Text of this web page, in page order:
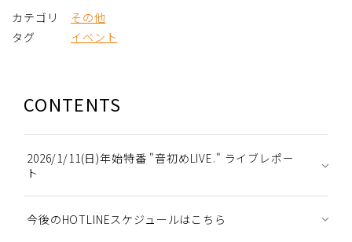
カテゴリ
その他
タグ
イベント
CONTENTS
2026/1/11(日)年始特番 "音初めLIVE." ライブレポー
ト
今後のHOTLINEスケジュールはこちら